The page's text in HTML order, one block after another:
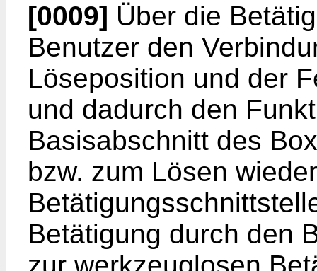
[0009] Über die
Benutzer den
Löseposition und der
und dadurch den
Basisabschnitt des
bzw. zum Lösen
Betätigung durch den